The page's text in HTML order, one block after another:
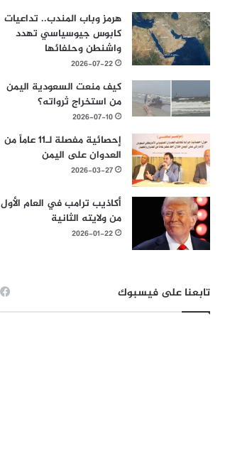
هرمز وباب المندب.. تداعيات
كابوس جيوسياسي تهدد
واشنطن وحلفائها
2026-07-22
كيف منعت السعودية اليمن
من استخراج ثرواته؟
2026-07-10
إحصائية مفصلة لـ11 عاماً من
العدوان على اليمن
2026-03-27
أكاذيب ترامب في العام الأول
من ولايته الثانية
2026-01-22
تابعنا على فيسبوك